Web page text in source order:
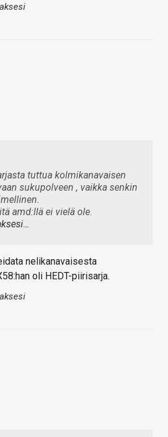
tuttua kolmikanavaisen
sukupolveen , vaikka senkin
amd:llä ei vielä ole.
nelikanavaisesta
oli HEDT-piirisarja.